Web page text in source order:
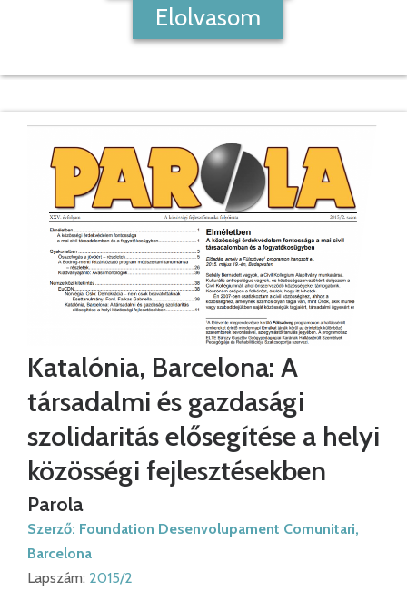
Elolvasom
Katalónia, Barcelona: A
társadalmi és gazdasági
szolidaritás elősegítése a helyi
közösségi fejlesztésekben
Parola
Szerző: Foundation Desenvolupament Comunitari,
Barcelona
Lapszám: 2015/2